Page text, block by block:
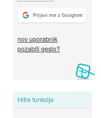
nov uporabnik
pozabili geslo?
Hitre funkcije